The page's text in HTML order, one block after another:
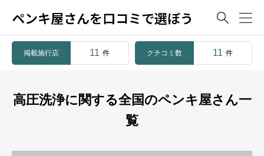
ペンキ屋さんを口コミで選ぼう 
掲載施行店 11 件 クチコミ数 11 件
高圧洗浄に関する全国のペンキ屋さん一
覧